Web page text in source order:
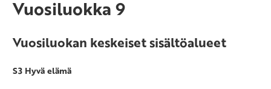
Vuosiluokka 9
Vuosiluokan keskeiset sisältöalueet
S3 Hyvä elämä